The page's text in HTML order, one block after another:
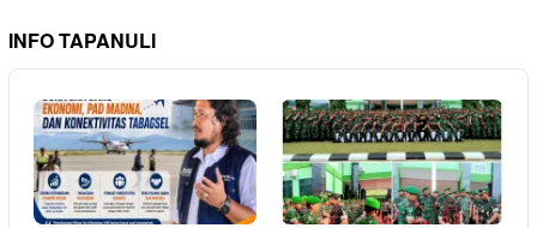
INFO TAPANULI